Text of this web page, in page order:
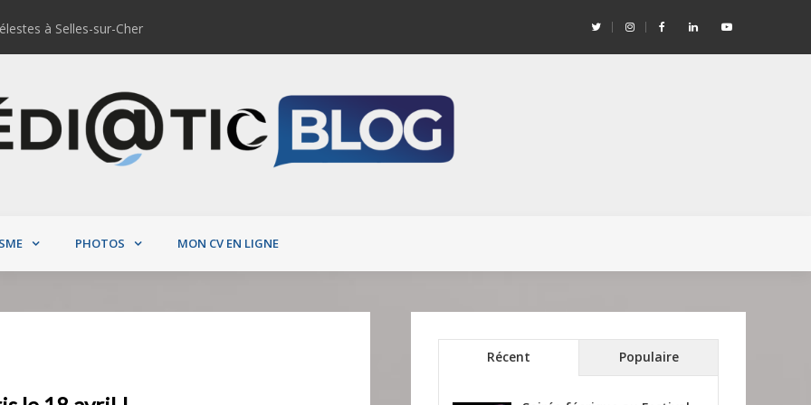
à Selles-sur-Cher Startup Weekend Orléans #9 – Édition « Economie Sociale et Solidaire »
PHOTOS MON CV EN LIGNE
Récent Populaire